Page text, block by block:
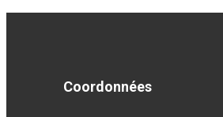
Coordonnées